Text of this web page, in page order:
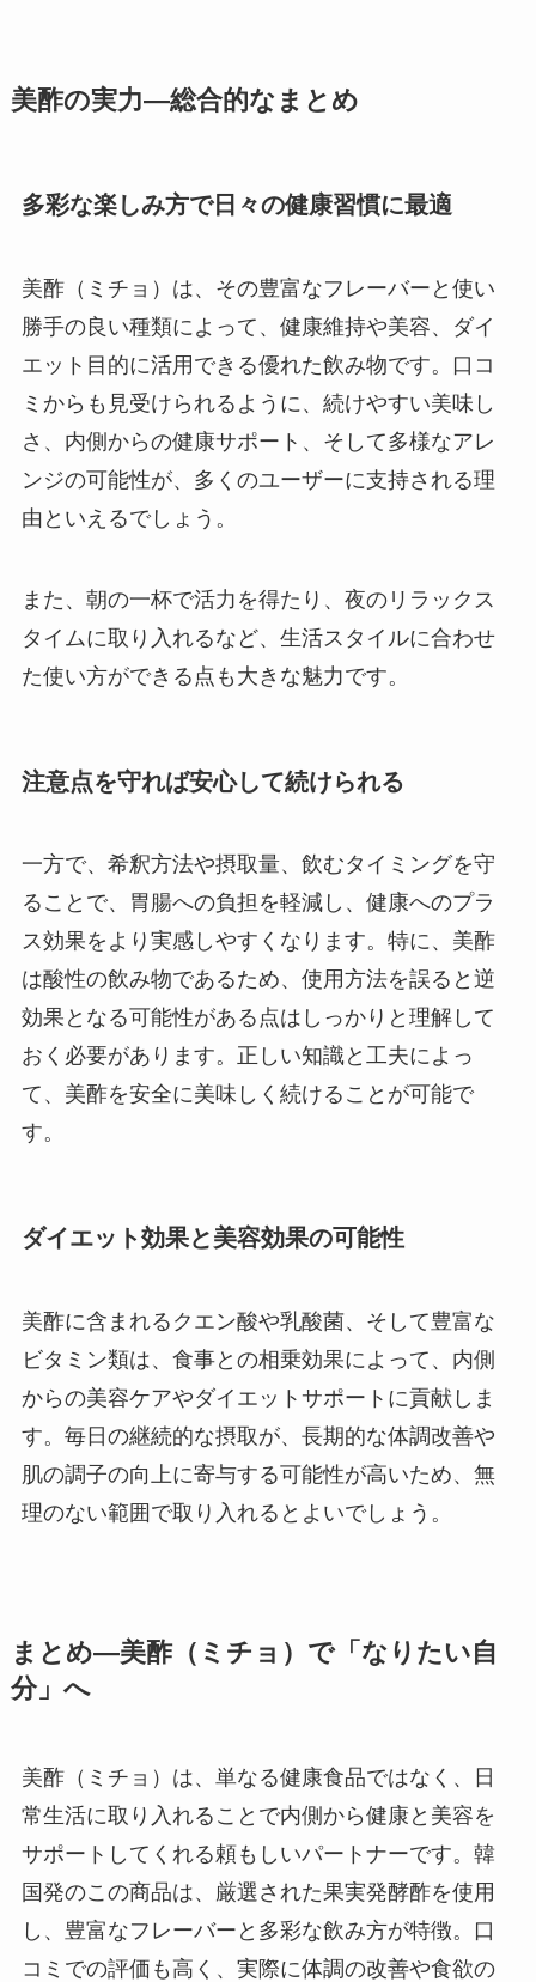
美酢の実力―総合的なまとめ
多彩な楽しみ方で日々の健康習慣に最適
美酢（ミチョ）は、その豊富なフレーバーと使い
勝手の良い種類によって、健康維持や美容、ダイ
エット目的に活用できる優れた飲み物です。口コ
ミからも見受けられるように、続けやすい美味し
さ、内側からの健康サポート、そして多様なアレ
ンジの可能性が、多くのユーザーに支持される理
由といえるでしょう。
また、朝の一杯で活力を得たり、夜のリラックス
タイムに取り入れるなど、生活スタイルに合わせ
た使い方ができる点も大きな魅力です。
注意点を守れば安心して続けられる
一方で、希釈方法や摂取量、飲むタイミングを守
ることで、胃腸への負担を軽減し、健康へのプラ
ス効果をより実感しやすくなります。特に、美酢
は酸性の飲み物であるため、使用方法を誤ると逆
効果となる可能性がある点はしっかりと理解して
おく必要があります。正しい知識と工夫によっ
て、美酢を安全に美味しく続けることが可能で
す。
ダイエット効果と美容効果の可能性
美酢に含まれるクエン酸や乳酸菌、そして豊富な
ビタミン類は、食事との相乗効果によって、内側
からの美容ケアやダイエットサポートに貢献しま
す。毎日の継続的な摂取が、長期的な体調改善や
肌の調子の向上に寄与する可能性が高いため、無
理のない範囲で取り入れるとよいでしょう。
まとめ―美酢（ミチョ）で「なりたい自
分」へ
美酢（ミチョ）は、単なる健康食品ではなく、日
常生活に取り入れることで内側から健康と美容を
サポートしてくれる頼もしいパートナーです。韓
国発のこの商品は、厳選された果実発酵酢を使用
し、豊富なフレーバーと多彩な飲み方が特徴。口
コミでの評価も高く、実際に体調の改善や食欲の